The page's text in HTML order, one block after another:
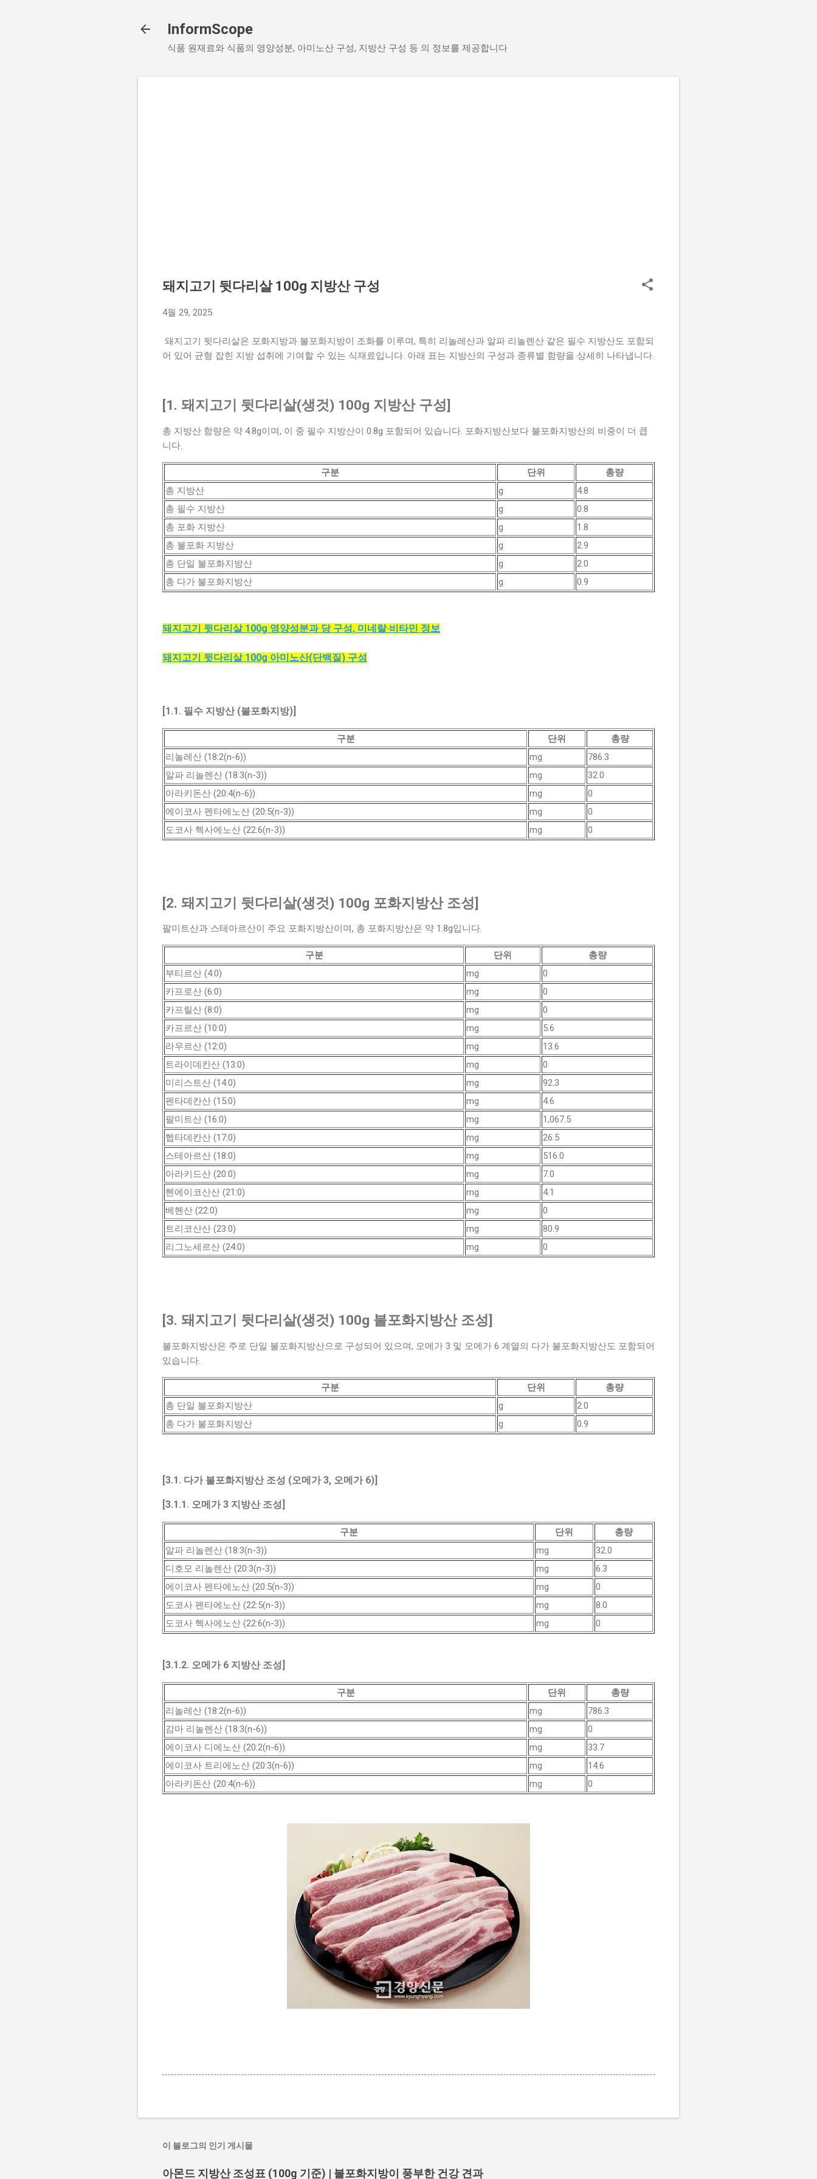
InformScope
식품 원재료와 식품의 영양성분, 아미노산 구성, 지방산 구성 등 의 정보를 제공합니다
돼지고기 뒷다리살 100g 지방산 구성
4월 29, 2025
돼지고기 뒷다리살은 포화지방과 불포화지방이 조화를 이루며, 특히 리놀레산과 알파 리놀렌산 같은 필수 지방산도 포함되
어 있어 균형 잡힌 지방 섭취에 기여할 수 있는 식재료입니다. 아래 표는 지방산의 구성과 종류별 함량을 상세히 나타냅니다.
[1. 돼지고기 뒷다리살(생것) 100g 지방산 구성]
총 지방산 함량은 약 4.8g이며, 이 중 필수 지방산이 0.8g 포함되어 있습니다. 포화지방산보다 불포화지방산의 비중이 더 큽
니다.
구분 단위
총량
총 지방산
g
4.8
총 필수 지방산
g
0.8
총 포화 지방산
g
1.8
총 불포화 지방산
g
2.9
총 단일 불포화지방산
g
2.0
총 다가 불포화지방산
g 0.9
돼지고기 뒷다리살 100g 영양성분과 당 구성, 미네랄·비타민 정보
돼지고기 뒷다리살 100g 아미노산(단백질) 구성
[1.1. 필수 지방산 (불포화지방)]
구분 단위
총량
리놀레산 (18:2(n-6))
mg
786.3
알파 리놀렌산 (18:3(n-3))
mg
32.0
아라키돈산 (20:4(n-6))
mg
0
에이코사 펜타에노산 (20:5(n-3))
mg
0
도코사 헥사에노산 (22:6(n-3))
mg 0
[2. 돼지고기 뒷다리살(생것) 100g 포화지방산 조성]
팔미트산과 스테아르산이 주요 포화지방산이며, 총 포화지방산은 약 1.8g입니다.
구분 단위
총량
부티르산 (4:0)
mg
0
카프로산 (6:0)
mg
0
카프릴산 (8:0)
mg
0
카프르산 (10:0)
mg
5.6
라우르산 (12:0)
mg
13.6
트라이데칸산 (13:0)
mg
0
미리스트산 (14:0)
mg
92.3
펜타데칸산 (15:0)
mg
4.6
팔미트산 (16:0)
mg
1,067.5
헵타데칸산 (17:0)
mg
26.5
스테아르산 (18:0)
mg
516.0
아라키드산 (20:0)
mg
7.0
헨에이코산산 (21:0)
mg
4.1
베헨산 (22:0)
mg
0
트리코산산 (23:0)
mg
80.9
리그노세르산 (24:0)
mg 0
[3. 돼지고기 뒷다리살(생것) 100g 불포화지방산 조성]
불포화지방산은 주로 단일 불포화지방산으로 구성되어 있으며, 오메가 3 및 오메가 6 계열의 다가 불포화지방산도 포함되어
있습니다.
구분 단위
총량
총 단일 불포화지방산
g
2.0
총 다가 불포화지방산
g 0.9
[3.1. 다가 불포화지방산 조성 (오메가 3, 오메가 6)]
[3.1.1. 오메가 3 지방산 조성]
구분 단위
총량
알파 리놀렌산 (18:3(n-3))
mg
32.0
디호모 리놀렌산 (20:3(n-3))
mg
6.3
에이코사 펜타에노산 (20:5(n-3))
mg
0
도코사 펜타에노산 (22:5(n-3))
mg
8.0
도코사 헥사에노산 (22:6(n-3))
mg 0
[3.1.2. 오메가 6 지방산 조성]
구분 단위
총량
리놀레산 (18:2(n-6))
mg
786.3
감마 리놀렌산 (18:3(n-6))
mg
0
에이코사 디에노산 (20:2(n-6))
mg
33.7
에이코사 트리에노산 (20:3(n-6))
mg
14.6
아라키돈산 (20:4(n-6))
mg 0
이 블로그의 인기 게시물
아몬드 지방산 조성표 (100g 기준) | 불포화지방이 풍부한 건강 견과